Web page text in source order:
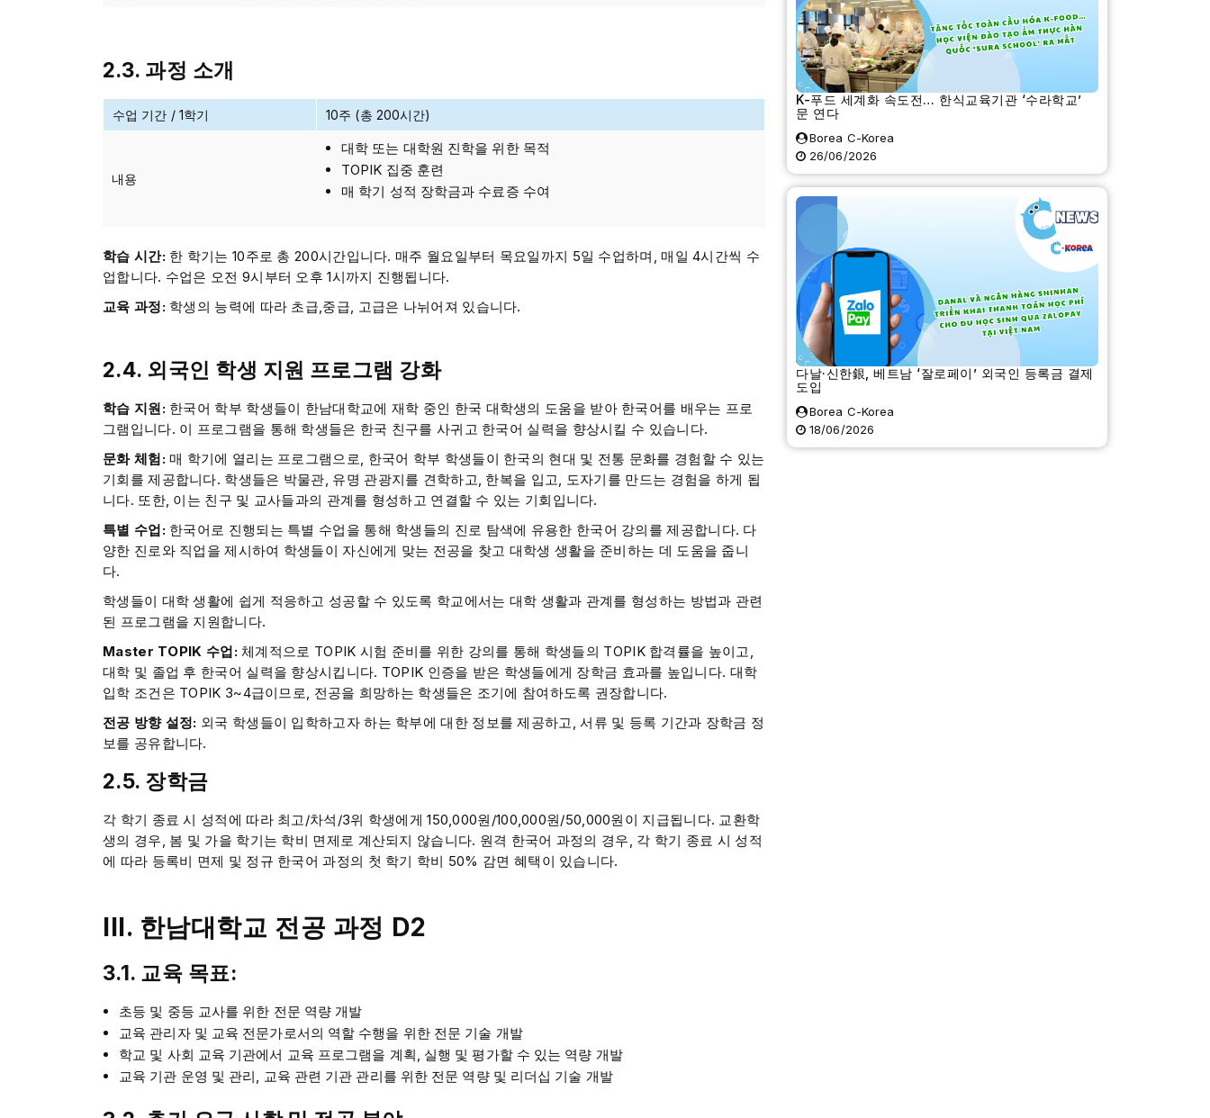
2.3. 과정 소개
수업 기간 / 1학기 10주 (총 200시간)
내용
대학 또는 대학원 진학을 위한 목적
TOPIK 집중 훈련
매 학기 성적 장학금과 수료증 수여
학습 시간:한 학기는 10주로 총 200시간입니다. 매주 월요일부터 목요일까지 5일 수업하며, 매일 4시간씩 수
업합니다. 수업은 오전 9시부터 오후 1시까지 진행됩니다.
교육 과정:학생의 능력에 따라 초급,중급, 고급은 나뉘어져 있습니다.
2.4. 외국인 학생 지원 프로그램 강화
학습 지원:한국어 학부 학생들이 한남대학교에 재학 중인 한국 대학생의 도움을 받아 한국어를 배우는 프로
그램입니다. 이 프로그램을 통해 학생들은 한국 친구를 사귀고 한국어 실력을 향상시킬 수 있습니다.
문화 체험:매 학기에 열리는 프로그램으로, 한국어 학부 학생들이 한국의 현대 및 전통 문화를 경험할 수 있는
기회를 제공합니다. 학생들은 박물관, 유명 관광지를 견학하고, 한복을 입고, 도자기를 만드는 경험을 하게 됩
니다. 또한, 이는 친구 및 교사들과의 관계를 형성하고 연결할 수 있는 기회입니다.
특별 수업:한국어로 진행되는 특별 수업을 통해 학생들의 진로 탐색에 유용한 한국어 강의를 제공합니다. 다
양한 진로와 직업을 제시하여 학생들이 자신에게 맞는 전공을 찾고 대학생 생활을 준비하는 데 도움을 줍니
다.
학생들이 대학 생활에 쉽게 적응하고 성공할 수 있도록 학교에서는 대학 생활과 관계를 형성하는 방법과 관련
된 프로그램을 지원합니다.
Master TOPIK 수업:체계적으로 TOPIK 시험 준비를 위한 강의를 통해 학생들의 TOPIK 합격률을 높이고,
대학 및 졸업 후 한국어 실력을 향상시킵니다. TOPIK 인증을 받은 학생들에게 장학금 효과를 높입니다. 대학
입학 조건은 TOPIK 3~4급이므로, 전공을 희망하는 학생들은 조기에 참여하도록 권장합니다.
전공 방향 설정: 외국 학생들이 입학하고자 하는 학부에 대한 정보를 제공하고, 서류 및 등록 기간과 장학금 정
보를 공유합니다.
2.5. 장학금
각 학기 종료 시 성적에 따라 최고/차석/3위 학생에게 150,000원/100,000원/50,000원이 지급됩니다. 교환학
생의 경우, 봄 및 가을 학기는 학비 면제로 계산되지 않습니다. 원격 한국어 과정의 경우, 각 학기 종료 시 성적
에 따라 등록비 면제 및 정규 한국어 과정의 첫 학기 학비 50% 감면 혜택이 있습니다.
III. 한남대학교 전공 과정 D2
3.1. 교육 목표:
초등 및 중등 교사를 위한 전문 역량 개발
교육 관리자 및 교육 전문가로서의 역할 수행을 위한 전문 기술 개발
학교 및 사회 교육 기관에서 교육 프로그램을 계획, 실행 및 평가할 수 있는 역량 개발
교육 기관 운영 및 관리, 교육 관련 기관 관리를 위한 전문 역량 및 리더십 기술 개발
K-푸드 세계화 속도전… 한식교육기관 ‘수라학교’
문 연다
Borea C-Korea
26/06/2026
다날·신한銀, 베트남 ‘잘로페이’ 외국인 등록금 결제
도입
Borea C-Korea
18/06/2026